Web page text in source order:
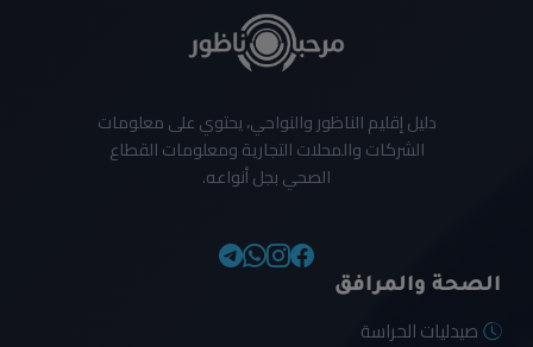
دليل إقليم الناظور والنواحي، يحتوي على معلومات
الشركات والمحلات التجارية ومعلومات القطاع
الصحي بجل أنواعه.
الصحة والمرافق
صيدليات الحراسة